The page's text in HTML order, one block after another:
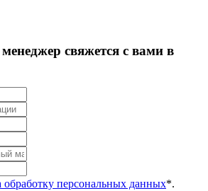
менеджер свяжется с вами в
обработку персональных данных*.